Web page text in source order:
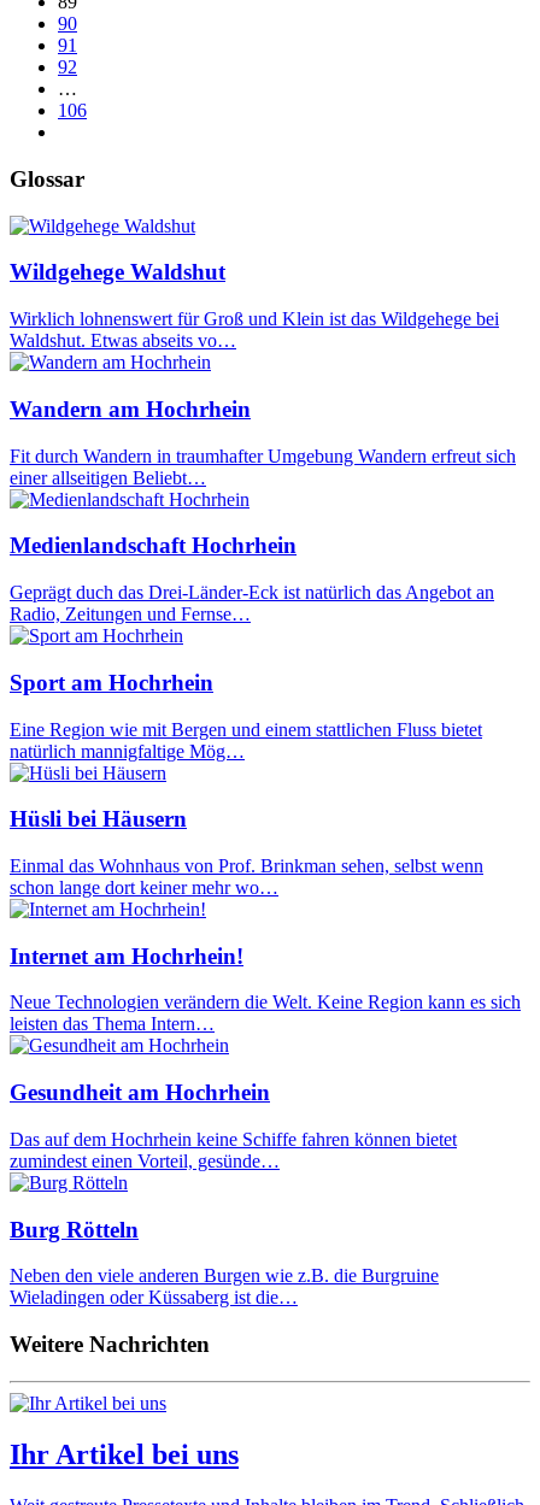
90
91
92
…
106
Glossar
Wildgehege Waldshut
Wirklich lohnenswert für Groß und Klein ist das Wildgehege bei
Waldshut. Etwas abseits vo…
Wandern am Hochrhein
Fit durch Wandern in traumhafter Umgebung Wandern erfreut sich
einer allseitigen Beliebt…
Medienlandschaft Hochrhein
Geprägt duch das Drei-Länder-Eck ist natürlich das Angebot an
Radio, Zeitungen und Fernse…
Sport am Hochrhein
Eine Region wie mit Bergen und einem stattlichen Fluss bietet
natürlich mannigfaltige Mög…
Hüsli bei Häusern
Einmal das Wohnhaus von Prof. Brinkman sehen, selbst wenn
schon lange dort keiner mehr wo…
Internet am Hochrhein!
Neue Technologien verändern die Welt. Keine Region kann es sich
leisten das Thema Intern…
Gesundheit am Hochrhein
Das auf dem Hochrhein keine Schiffe fahren können bietet
zumindest einen Vorteil, gesünde…
Burg Rötteln
Neben den viele anderen Burgen wie z.B. die Burgruine
Wieladingen oder Küssaberg ist die…
Weitere Nachrichten
Ihr Artikel bei uns